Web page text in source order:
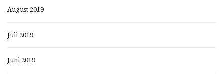
August 2019
Juli 2019
Juni 2019